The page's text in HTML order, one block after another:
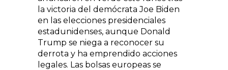
la victoria del demócrata Joe Biden
en las elecciones presidenciales
estadunidenses, aunque Donald
Trump se niega a reconocer su
derrota y ha emprendido acciones
legales. Las bolsas europeas se